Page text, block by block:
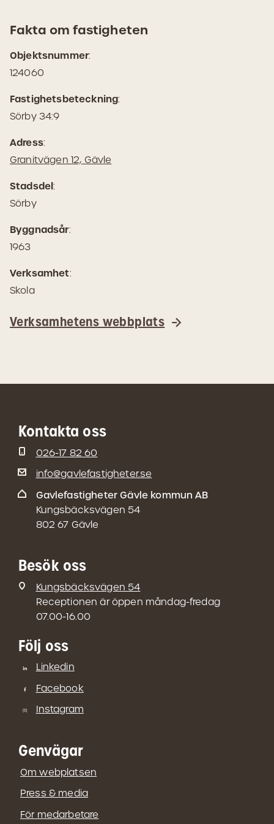
Fakta om fastigheten
Objektsnummer:
124060
Fastighetsbeteckning:
Sörby 34:9
Adress:
Granitvägen 12, Gävle
Stadsdel:
Sörby
Byggnadsår:
1963
Verksamhet:
Skola
Verksamhetens webbplats
Kontakta oss
026-17 82 60
info@gavlefastigheter.se
Gavlefastigheter Gävle kommun AB
Kungsbäcksvägen 54
802 67 Gävle
Besök oss
Kungsbäcksvägen 54
Receptionen är öppen måndag-fredag
07.00-16.00
Följ oss
Linkedin
Facebook
Instagram
Genvägar
Om webplatsen
Press & media
För medarbetare